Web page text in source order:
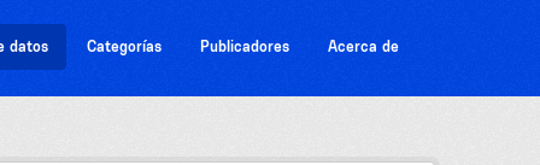
datos Categorías Publicadores Acerca de